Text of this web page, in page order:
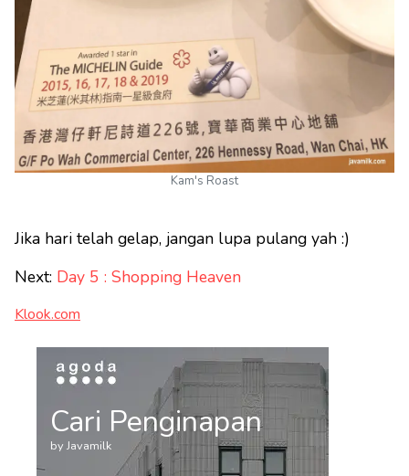
Kam's Roast
Jika hari telah gelap, jangan lupa pulang yah :)
Next: Day 5 : Shopping Heaven
Klook.com
Cari Penginapan
by Javamilk